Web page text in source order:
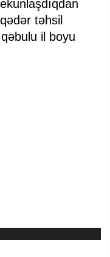
təhsil
il boyu